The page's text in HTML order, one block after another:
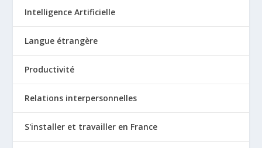
Intelligence Artificielle
Langue étrangère
Productivité
Relations interpersonnelles
S'installer et travailler en France